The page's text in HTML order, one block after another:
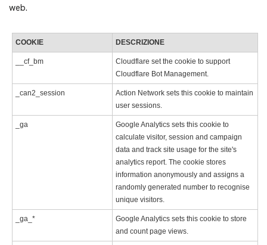
web.
COOKIE DESCRIZIONE
__cf_bm
Cloudflare set the cookie to support
Cloudflare Bot Management.
_can2_session
Action Network sets this cookie to maintain
user sessions.
_ga
Google Analytics sets this cookie to
calculate visitor, session and campaign
data and track site usage for the site's
analytics report. The cookie stores
information anonymously and assigns a
randomly generated number to recognise
unique visitors.
_ga_*
Google Analytics sets this cookie to store
and count page views.